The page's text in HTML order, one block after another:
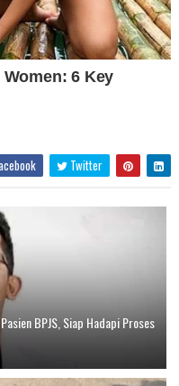
Twitter
BPJS, Siap Hadapi Proses